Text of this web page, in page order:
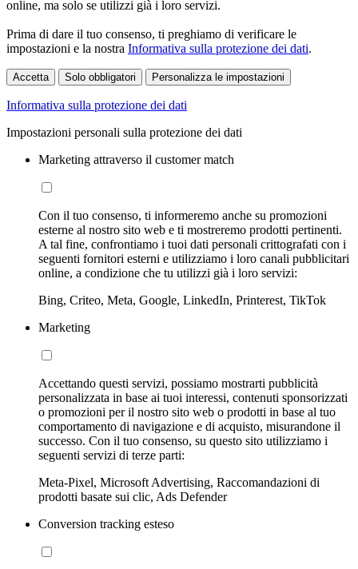
online, ma solo se utilizzi già i loro servizi.
Prima di dare il tuo consenso, ti preghiamo di verificare le
impostazioni e la nostra Informativa sulla protezione dei dati.
Accetta Solo obbligatori Personalizza le impostazioni
Informativa sulla protezione dei dati
Impostazioni personali sulla protezione dei dati
Marketing attraverso il customer match
Con il tuo consenso, ti informeremo anche su promozioni
esterne al nostro sito web e ti mostreremo prodotti pertinenti.
A tal fine, confrontiamo i tuoi dati personali crittografati con i
seguenti fornitori esterni e utilizziamo i loro canali pubblicitari
online, a condizione che tu utilizzi già i loro servizi:
Bing, Criteo, Meta, Google, LinkedIn, Printerest, TikTok
Marketing
Accettando questi servizi, possiamo mostrarti pubblicità
personalizzata in base ai tuoi interessi, contenuti sponsorizzati
o promozioni per il nostro sito web o prodotti in base al tuo
comportamento di navigazione e di acquisto, misurandone il
successo. Con il tuo consenso, su questo sito utilizziamo i
seguenti servizi di terze parti:
Meta-Pixel, Microsoft Advertising, Raccomandazioni di
prodotti basate sui clic, Ads Defender
Conversion tracking esteso